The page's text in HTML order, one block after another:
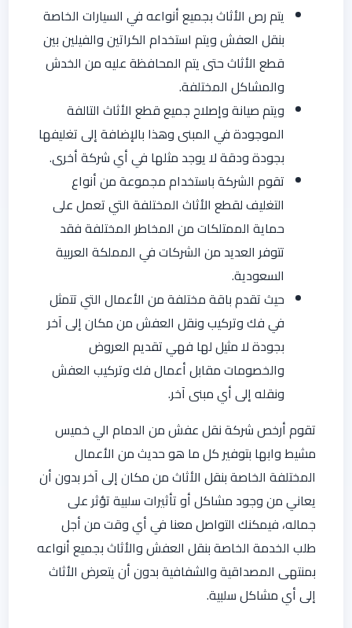
يتم رص الأثاث بجميع أنواعه في السيارات الخاصة
بنقل العفش ويتم استخدام الكراتين والفيلين بين
قطع الأثاث حتى يتم المحافظة عليه من الخدش
والمشاكل المختلفة.
ويتم صيانة وإصلاح جميع قطع الأثاث التالفة
الموجودة في المبنى وهذا بالإضافة إلى تغليفها
بجودة ودقة لا يوجد مثلها في أي شركة أخرى.
تقوم الشركة باستخدام مجموعة من أنواع
التغليف لقطع الأثاث المختلفة التي تعمل على
حماية الممتلكات من المخاطر المختلفة فقد
تتوفر العديد من الشركات في المملكة العربية
السعودية.
حيث تقدم باقة مختلفة من الأعمال التي تتمثل
في فك وتركيب ونقل العفش من مكان إلى آخر
بجودة لا مثيل لها فهي تقديم العروض
والخصومات مقابل أعمال فك وتركيب العفش
ونقله إلى أي مبنى آخر.
تقوم أرخص شركة نقل عفش من الدمام الي خميس
مشيط وابها بتوفير كل ما هو حديث من الأعمال
المختلفة الخاصة بنقل الأثاث من مكان إلى آخر بدون أن
يعاني من وجود مشاكل أو تأثيرات سلبية تؤثر على
جماله، فيمكنك التواصل معنا في أي وقت من أجل
طلب الخدمة الخاصة بنقل العفش والأثاث بجميع أنواعه
بمنتهى المصداقية والشفافية بدون أن يتعرض الأثاث
إلى أي مشاكل سلبية.